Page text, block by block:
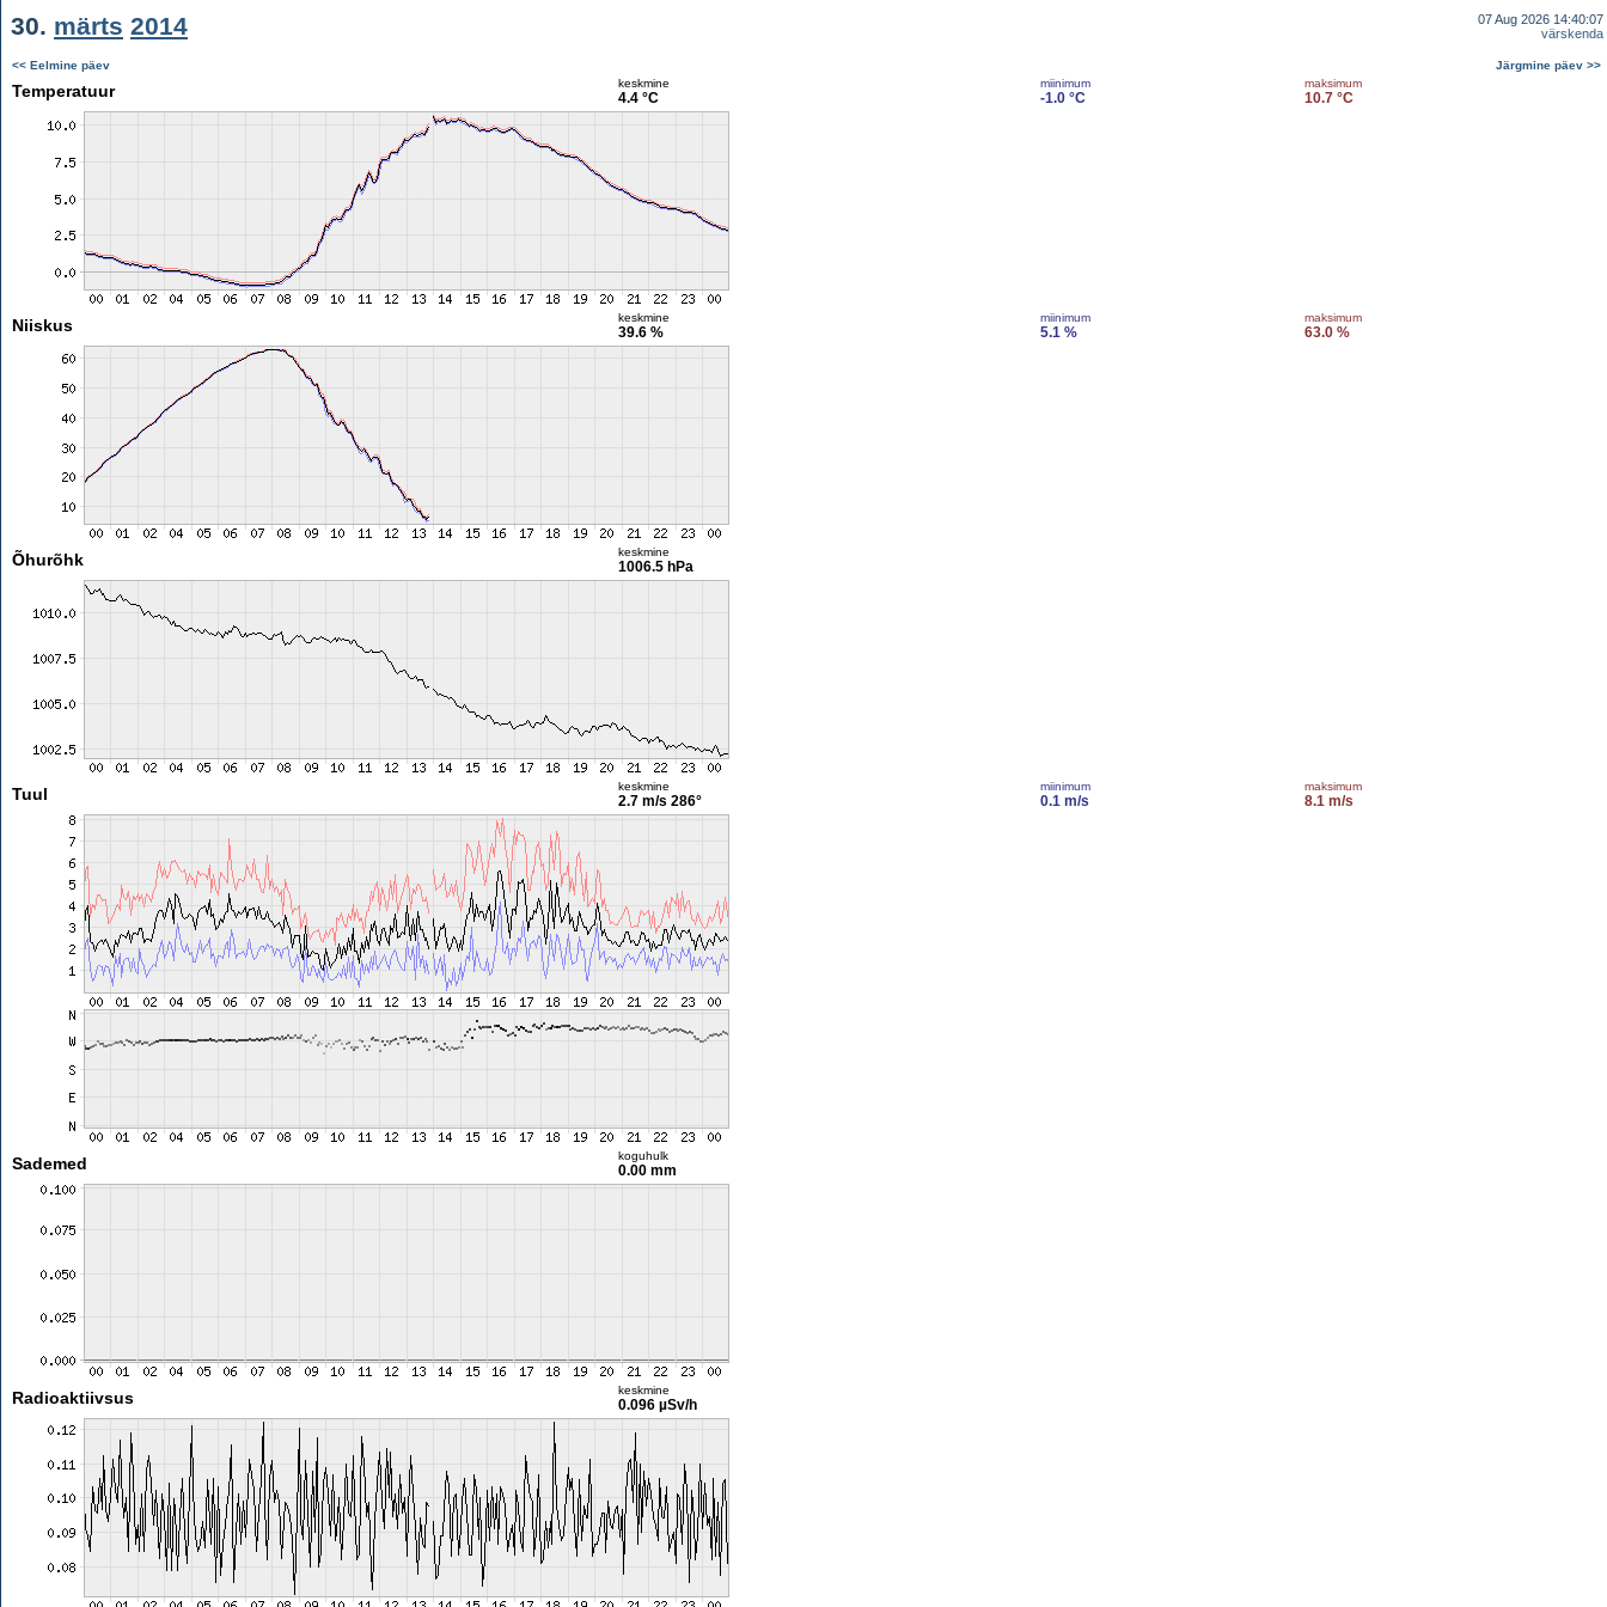
30. märts 2014
07 Aug 2026 14:40:07
värskenda
<< Eelmine päev Järgmine päev >>
Temperatuur keskmine
4.4 °C
miinimum
-1.0 °C
maksimum
10.7 °C
Niiskus keskmine
39.6 %
miinimum
5.1 %
maksimum
63.0 %
Õhurõhk keskmine
1006.5 hPa
Tuul keskmine
2.7 m/s 286°
miinimum
0.1 m/s
maksimum
8.1 m/s
Sademed koguhulk
0.00 mm
Radioaktiivsus keskmine
0.096 µSv/h